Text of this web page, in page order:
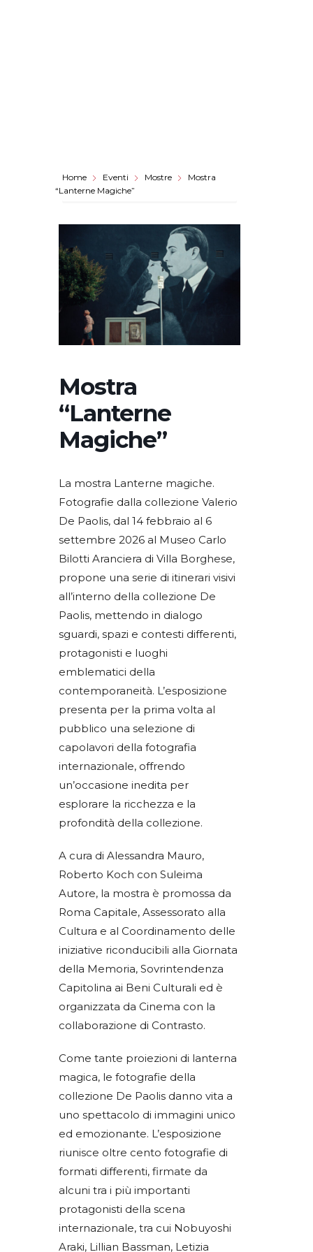
Home Eventi Mostre
Mostra
“Lanterne Magiche”
Mostra
“Lanterne
Magiche”
La mostra Lanterne magiche.
Fotografie dalla collezione Valerio
De Paolis, dal 14 febbraio al 6
settembre 2026 al Museo Carlo
Bilotti Aranciera di Villa Borghese,
propone una serie di itinerari visivi
all’interno della collezione De
Paolis, mettendo in dialogo
sguardi, spazi e contesti differenti,
protagonisti e luoghi
emblematici della
contemporaneità. L’esposizione
presenta per la prima volta al
pubblico una selezione di
capolavori della fotografia
internazionale, offrendo
un’occasione inedita per
esplorare la ricchezza e la
profondità della collezione.
A cura di Alessandra Mauro,
Roberto Koch con Suleima
Autore, la mostra è promossa da
Roma Capitale, Assessorato alla
Cultura e al Coordinamento delle
iniziative riconducibili alla Giornata
della Memoria, Sovrintendenza
Capitolina ai Beni Culturali ed è
organizzata da Cinema con la
collaborazione di Contrasto.
Come tante proiezioni di lanterna
magica, le fotografie della
collezione De Paolis danno vita a
uno spettacolo di immagini unico
ed emozionante. L’esposizione
riunisce oltre cento fotografie di
formati differenti, firmate da
alcuni tra i più importanti
protagonisti della scena
internazionale, tra cui Nobuyoshi
Araki, Lillian Bassman, Letizia